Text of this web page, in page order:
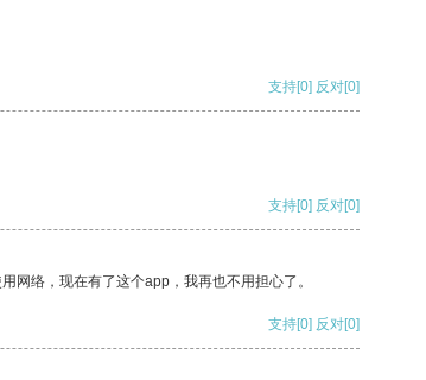
支持[0] 反对[0]
支持[0] 反对[0]
网络，现在有了这个app，我再也不用担心了。
支持[0] 反对[0]